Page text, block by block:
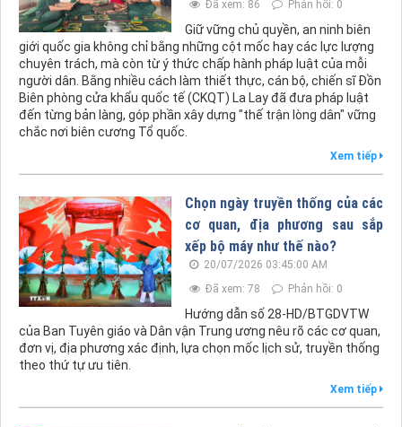
Đã xem: 86 Phản hồi: 0
Giữ vững chủ quyền, an ninh biên
giới quốc gia không chỉ bằng những cột mốc hay các lực lượng
chuyên trách, mà còn từ ý thức chấp hành pháp luật của mỗi
người dân. Bằng nhiều cách làm thiết thực, cán bộ, chiến sĩ Đồn
Biên phòng cửa khẩu quốc tế (CKQT) La Lay đã đưa pháp luật
đến từng bản làng, góp phần xây dựng "thế trận lòng dân" vững
chắc nơi biên cương Tổ quốc.
Xem tiếp
Chọn ngày truyền thống của các
cơ quan, địa phương sau sắp
xếp bộ máy như thế nào?
20/07/2026 03:45:00 AM
Đã xem: 78
Phản hồi: 0
Hướng dẫn số 28-HD/BTGDVTW
của Ban Tuyên giáo và Dân vận Trung ương nêu rõ các cơ quan,
đơn vị, địa phương xác định, lựa chọn mốc lịch sử, truyền thống
theo thứ tự ưu tiên.
Xem tiếp